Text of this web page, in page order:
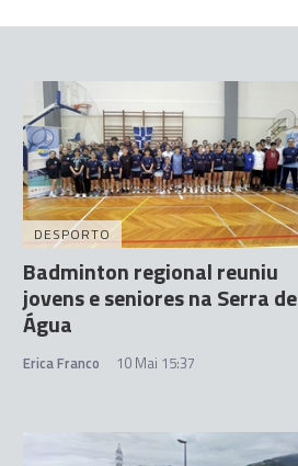
DESPORTO
Badminton regional reuniu
jovens e seniores na Serra de
Água
Erica Franco 10 Mai 15:37